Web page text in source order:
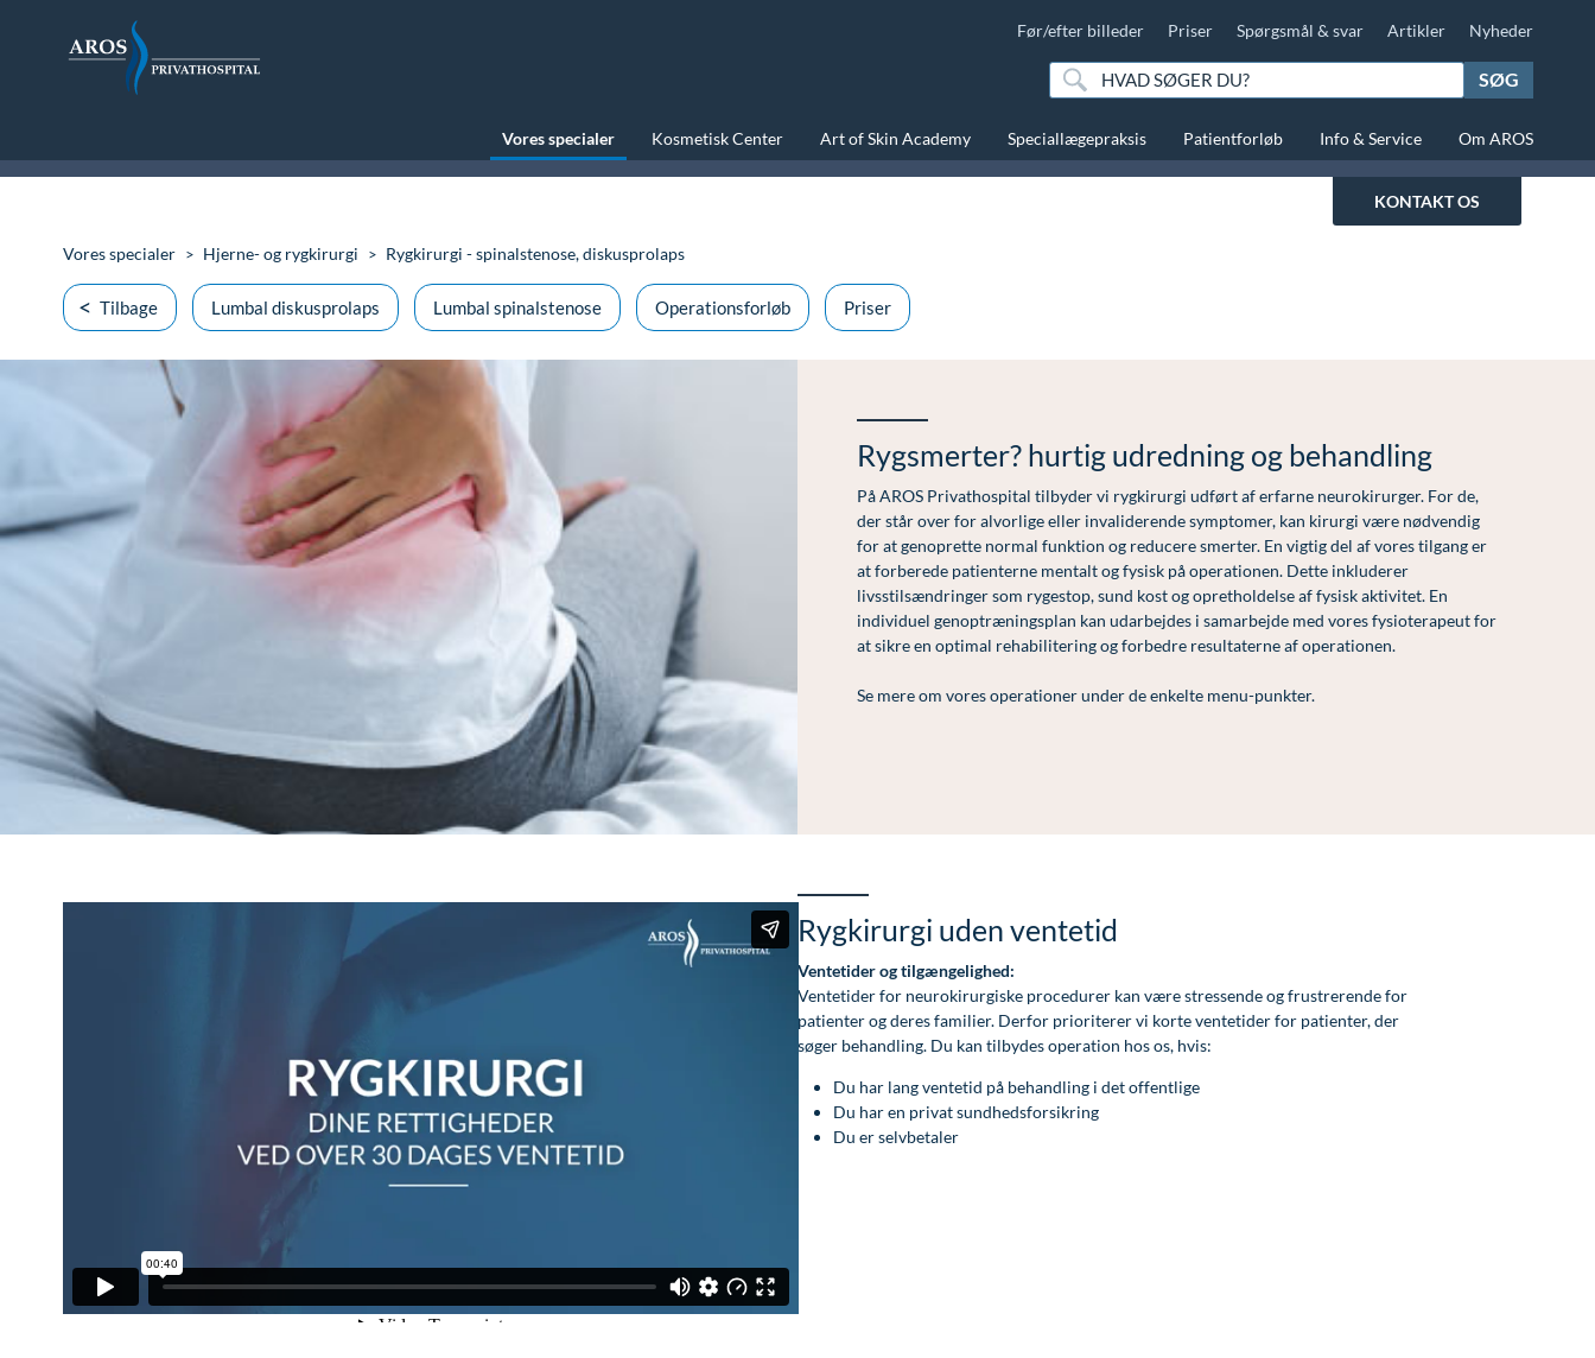
Før/efter billeder Priser Spørgsmål & svar Artikler Nyheder
SØG
Vores specialer Kosmetisk Center Art of Skin Academy Speciallægepraksis Patientforløb Info & Service Om AROS
KONTAKT OS
Vores specialer Hjerne- og rygkirurgi Rygkirurgi - spinalstenose, diskusprolaps
Tilbage Lumbal diskusprolaps Lumbal spinalstenose Operationsforløb Priser
Rygsmerter? hurtig udredning og behandling
På AROS Privathospital tilbyder vi rygkirurgi udført af erfarne neurokirurger. For de,
der står over for alvorlige eller invaliderende symptomer, kan kirurgi være nødvendig
for at genoprette normal funktion og reducere smerter. En vigtig del af vores tilgang er
at forberede patienterne mentalt og fysisk på operationen. Dette inkluderer
livsstilsændringer som rygestop, sund kost og opretholdelse af fysisk aktivitet. En
individuel genoptræningsplan kan udarbejdes i samarbejde med vores fysioterapeut for
at sikre en optimal rehabilitering og forbedre resultaterne af operationen.
Se mere om vores operationer under de enkelte menu-punkter.
Rygkirurgi uden ventetid
Ventetider og tilgængelighed:
Ventetider for neurokirurgiske procedurer kan være stressende og frustrerende for
patienter og deres familier. Derfor prioriterer vi korte ventetider for patienter, der
søger behandling. Du kan tilbydes operation hos os, hvis:
Du har lang ventetid på behandling i det offentlige
Du har en privat sundhedsforsikring
Du er selvbetaler